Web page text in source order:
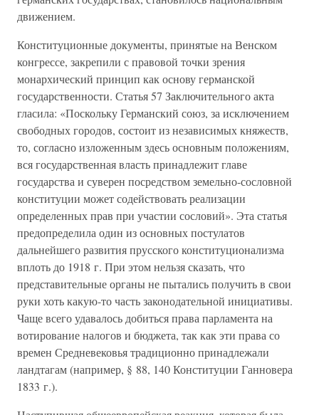
движением.
Конституционные документы, принятые на Венском
конгрессе, закрепили с правовой точки зрения
монархический принцип как основу германской
государственности. Статья 57 Заключительного акта
гласила: «Поскольку Германский союз, за исключением
свободных городов, состоит из независимых княжеств,
то, согласно изложенным здесь основным положениям,
вся государственная власть принадлежит главе
государства и суверен посредством земельно-сословной
конституции может содействовать реализации
определенных прав при участии сословий». Эта статья
предопределила один из основных постулатов
дальнейшего развития прусского конституционализма
вплоть до 1918 г. При этом нельзя сказать, что
представительные органы не пытались получить в свои
руки хоть какую-то часть законодательной инициативы.
Чаще всего удавалось добиться права парламента на
вотирование налогов и бюджета, так как эти права со
времен Средневековья традиционно принадлежали
ландтагам (например, § 88, 140 Конституции Ганновера
1833 г.).